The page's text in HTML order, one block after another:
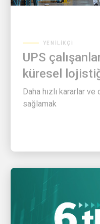
UPS
küresel
Daha hızlı kararlar
sağlamak